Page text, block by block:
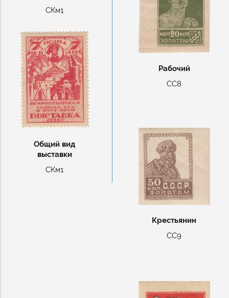
СКм1
Общий вид
выставки
СКм1
Рабочий
СС8
Крестьянин
СС9